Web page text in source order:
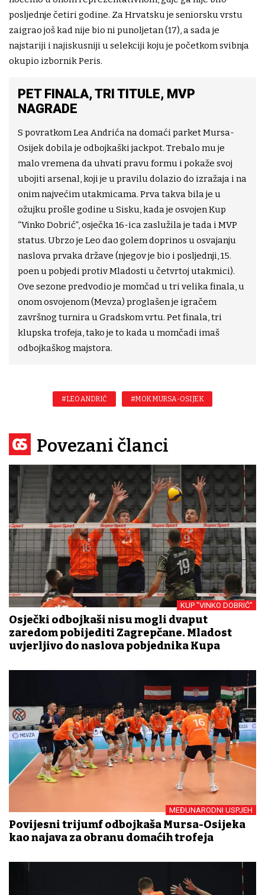
posljednje četiri godine. Za Hrvatsku je seniorsku vrstu
zaigrao još kad nije bio ni punoljetan (17), a sada je
najstariji i najiskusniji u selekciji koju je početkom svibnja
okupio izbornik Peris.
PET FINALA, TRI TITULE, MVP
NAGRADE
S povratkom Lea Andrića na domaći parket Mursa-
Osijek dobila je odbojkaški jackpot. Trebalo mu je
malo vremena da uhvati pravu formu i pokaže svoj
ubojiti arsenal, koji je u pravilu dolazio do izražaja i na
onim najvećim utakmicama. Prva takva bila je u
ožujku prošle godine u Sisku, kada je osvojen Kup
“Vinko Dobrić”, osječka 16-ica zaslužila je tada i MVP
status. Ubrzo je Leo dao golem doprinos u osvajanju
naslova prvaka države (njegov je bio i posljednji, 15.
poen u pobjedi protiv Mladosti u četvrtoj utakmici).
Ove sezone predvodio je momčad u tri velika finala, u
onom osvojenom (Mevza) proglašen je igračem
završnog turnira u Gradskom vrtu. Pet finala, tri
klupska trofeja, tako je to kada u momčadi imaš
odbojkaškog majstora.
#LEO ANDRIĆ #MOK MURSA-OSIJEK
Povezani članci
KUP "VINKO DOBRIĆ"
Osječki odbojkaši nisu mogli dvaput
zaredom pobijediti Zagrepčane. Mladost
uvjerljivo do naslova pobjednika Kupa
MEĐUNARODNI USPJEH
Povijesni trijumf odbojkaša Mursa-Osijeka
kao najava za obranu domaćih trofeja